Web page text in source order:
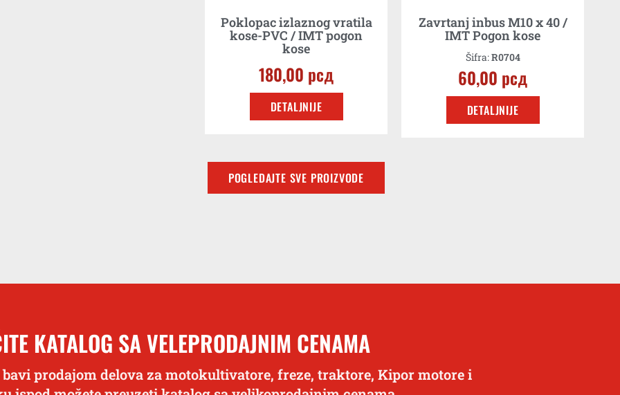
Poklopac izlaznog vratila
kose-PVC / IMT pogon
kose
180,00 рсд
DETALJNIJE
Zavrtanj inbus M10 x 40 /
IMT Pogon kose
Šifra:R0704
60,00 рсд
DETALJNIJE
POGLEDAJTE SVE PROIZVODE
KATALOG SA VELEPRODAJNIM CENAMA
prodajom delova za motokultivatore, freze, traktore, Kipor motore i